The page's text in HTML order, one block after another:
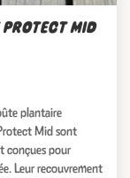
MID
plantaire
Mid sont
conçues pour
Leur recouvrement